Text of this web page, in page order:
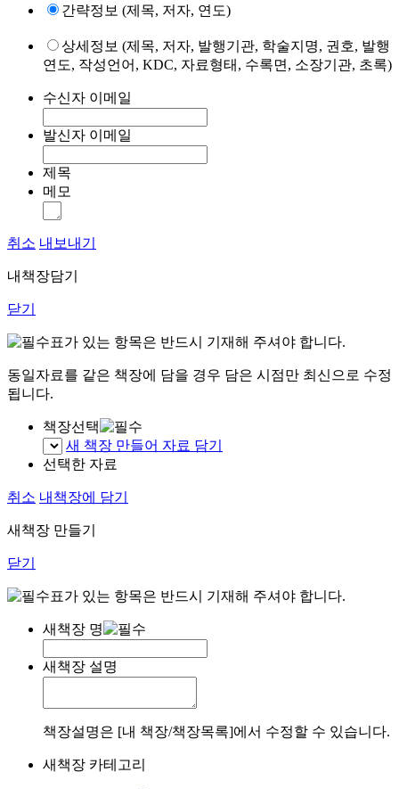
간략정보 (제목, 저자, 연도)
상세정보 (제목, 저자, 발행기관, 학술지명, 권호, 발행
연도, 작성언어, KDC, 자료형태, 수록면, 소장기관, 초록)
수신자 이메일
발신자 이메일
제목
메모
취소 내보내기
내책장담기
닫기
표가 있는 항목은 반드시 기재해 주셔야 합니다.
동일자료를 같은 책장에 담을 경우 담은 시점만 최신으로 수정
됩니다.
책장선택
새 책장 만들어 자료 담기
선택한 자료
취소 내책장에 담기
새책장 만들기
닫기
표가 있는 항목은 반드시 기재해 주셔야 합니다.
새책장 명
새책장 설명
책장설명은 [내 책장/책장목록]에서 수정할 수 있습니다.
새책장 카테고리